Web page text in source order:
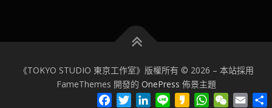
《TOKYO STUDIO 東京工作室》版權所有 © 2026 – 本站採用
FameThemes 開發的 OnePress 佈景主題
Facebook
TwitterLinkedIn
Line KakaoWhatsApp
WeChatEmail